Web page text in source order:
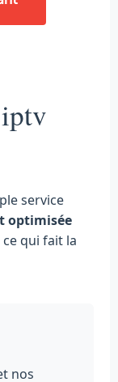
service
optimisée
qui fait la
nos